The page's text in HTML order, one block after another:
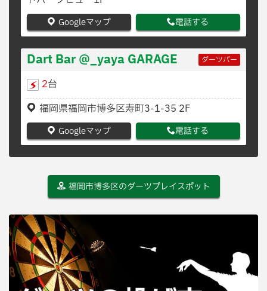
Googleマップ 電話する
Dart Bar @_yaya GARAGE ダーツバー
2台
福岡県福岡市博多区寿町3-1-35 2F
Googleマップ 電話する
福岡市博多区のダーツプレイスポット